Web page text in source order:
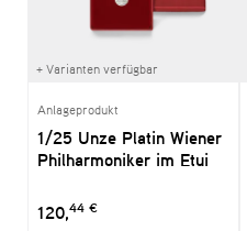
+ Varianten verfügbar
Anlageprodukt
1/25 Unze Platin Wiener
Philharmoniker im Etui
120,44 €